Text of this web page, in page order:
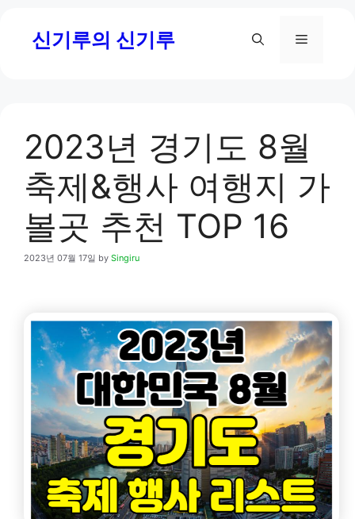
신기루의 신기루 Menu
2023년 경기도 8월
축제&행사 여행지 가
볼곳 추천 TOP 16
2023년 07월 17일 by Singiru